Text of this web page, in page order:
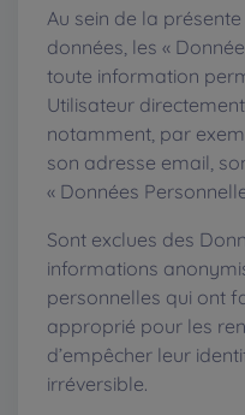
Au sein de la
données, les «
toute information
Utilisateur
notamment, par
son adresse email,
« Données
Sont exclues des
informations
personnelles qui ont
approprié pour les
d’empêcher leur
irréversible.